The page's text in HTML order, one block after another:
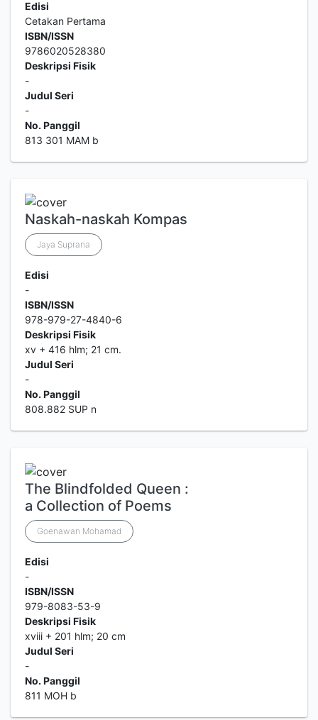
Edisi
Cetakan Pertama
ISBN/ISSN
9786020528380
Deskripsi Fisik
-
Judul Seri
-
No. Panggil
813 301 MAM b
Naskah-naskah Kompas
Jaya Suprana
Edisi
-
ISBN/ISSN
978-979-27-4840-6
Deskripsi Fisik
xv + 416 hlm; 21 cm.
Judul Seri
-
No. Panggil
808.882 SUP n
The Blindfolded Queen :
a Collection of Poems
Goenawan Mohamad
Edisi
-
ISBN/ISSN
979-8083-53-9
Deskripsi Fisik
xviii + 201 hlm; 20 cm
Judul Seri
-
No. Panggil
811 MOH b